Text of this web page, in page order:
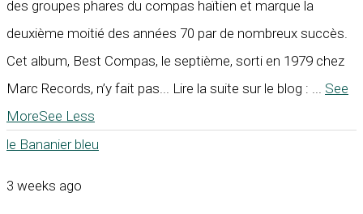
des groupes phares du compas haïtien et marque la
deuxième moitié des années 70 par de nombreux succès.
Cet album, Best Compas, le septième, sorti en 1979 chez
Marc Records, n’y fait pas... Lire la suite sur le blog :
See
MoreSee Less
le Bananier bleu
3 weeks ago